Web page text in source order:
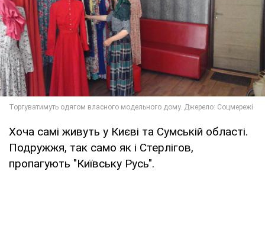
Хоча самі живуть у Києві та Сумській області.
Подружжя, так само як і Стерлігов,
пропагують "Київську Русь".